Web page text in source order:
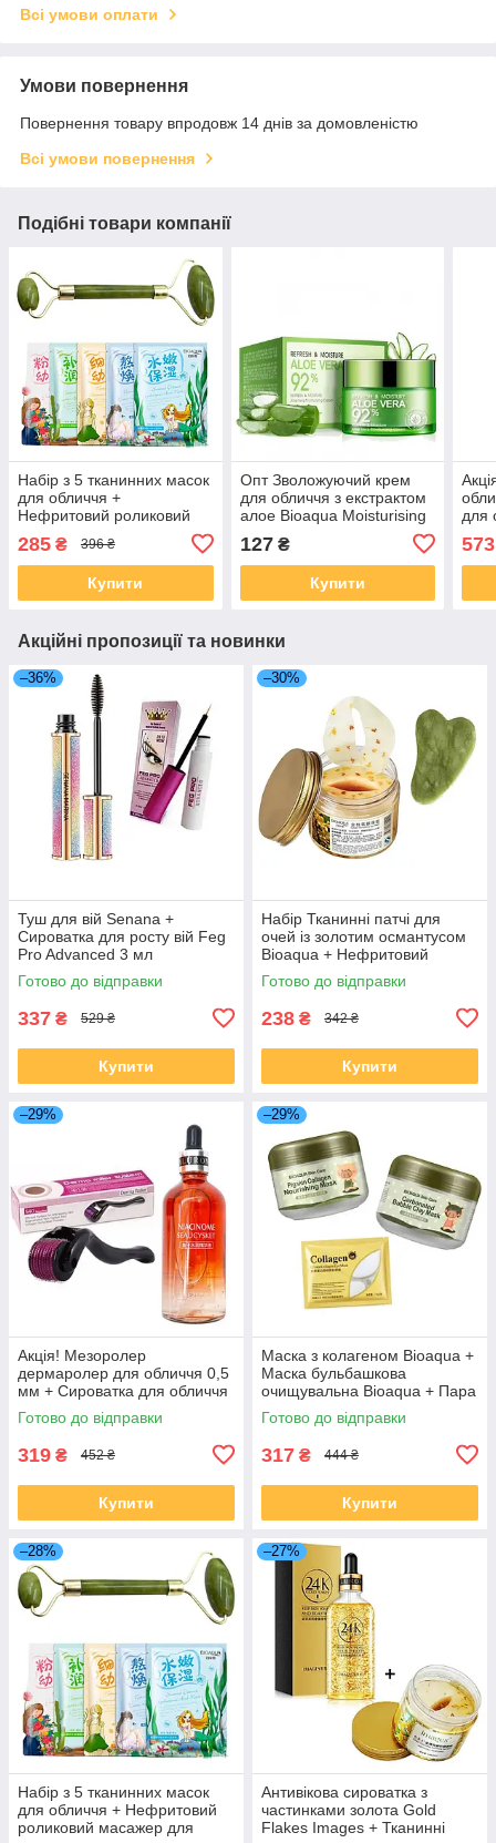
Всі умови оплати
Умови повернення
Повернення товару впродовж 14 днів за домовленістю
Всі умови повернення
Подібні товари компанії
Набір з 5 тканинних масок
для обличчя +
Нефритовий роликовий
285 ₴ 396 ₴
Купити
Опт Зволожуючий крем
для обличчя з екстрактом
алое Bioaqua Moisturising
127₴
Купити
для
573
Акційні пропозиції та новинки
–36%
Туш для вій Senana +
Сироватка для росту вій Feg
Pro Advanced 3 мл
Готово до відправки
337 ₴ 529 ₴
Купити
–30%
Набір Тканинні патчі для
очей із золотим османтусом
Bioaqua + Нефритовий
скребок гуаша
Готово до відправки
238 ₴ 342 ₴
Купити
–29%
Акція! Мезоролер
дермаролер для обличчя 0,5
мм + Сироватка для обличчя
з ікрою Veze
Готово до відправки
319 ₴ 452 ₴
Купити
–29%
Маска з колагеном Bioaqua +
Маска бульбашкова
очищувальна Bioaqua + Пара
патчів для очей Bioaqua
Готово до відправки
317 ₴ 444 ₴
Купити
–28%
Набір з 5 тканинних масок
для обличчя + Нефритовий
роликовий масажер для
–27%
Антивікова сироватка з
частинками золота Gold
Flakes Images + Тканинні